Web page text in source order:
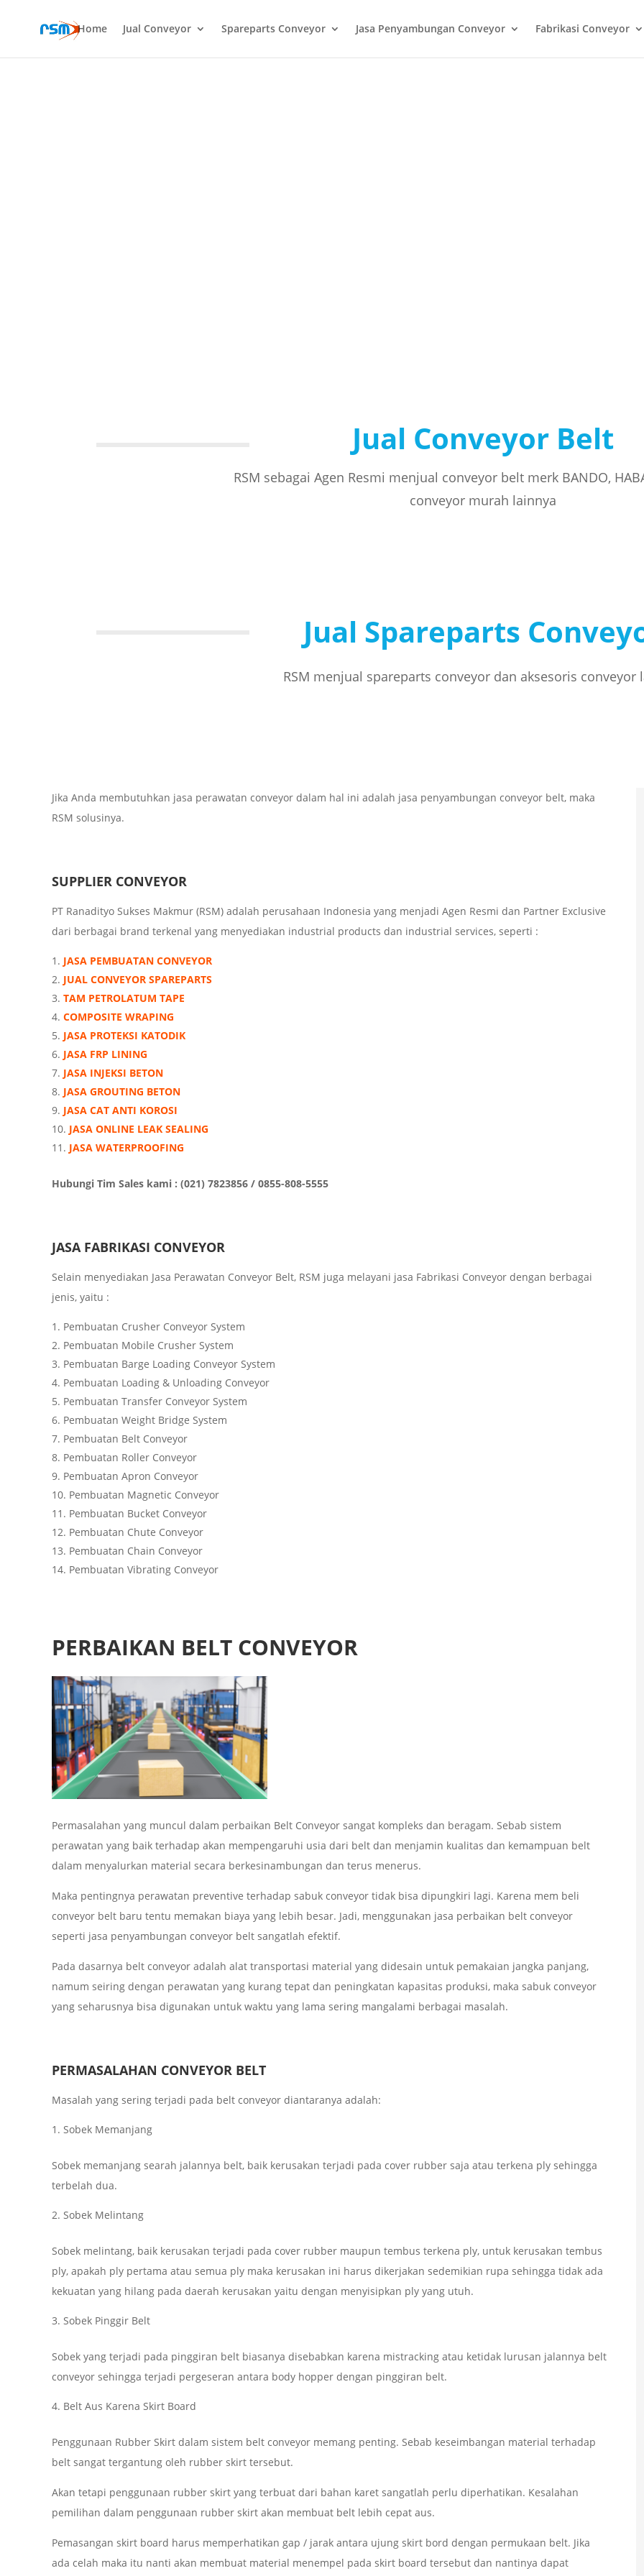
Home Jual Conveyor Spareparts Conveyor Jasa Penyambungan Conveyor Fabrikasi Conveyor
Jual Conveyor Belt
RSM sebagai Agen Resmi menjual conveyor belt merk BANDO,
conveyor murah lainnya
Jual Spareparts
RSM menjual spareparts conveyor dan aksesoris conveyor
Jika Anda membutuhkan jasa perawatan conveyor dalam hal ini adalah jasa penyambungan conveyor belt, maka
RSM solusinya.
SUPPLIER CONVEYOR
PT Ranadityo Sukses Makmur (RSM) adalah perusahaan Indonesia yang menjadi Agen Resmi dan Partner Exclusive
dari berbagai brand terkenal yang menyediakan industrial products dan industrial services, seperti :
JASA PEMBUATAN CONVEYOR
JUAL CONVEYOR SPAREPARTS
TAM PETROLATUM TAPE
COMPOSITE WRAPING
JASA PROTEKSI KATODIK
JASA FRP LINING
JASA INJEKSI BETON
JASA GROUTING BETON
JASA CAT ANTI KOROSI
JASA ONLINE LEAK SEALING
JASA WATERPROOFING
Hubungi Tim Sales kami : (021) 7823856 / 0855-808-5555
JASA FABRIKASI CONVEYOR
Selain menyediakan Jasa Perawatan Conveyor Belt, RSM juga melayani jasa Fabrikasi Conveyor dengan berbagai
jenis, yaitu :
Pembuatan Crusher Conveyor System
Pembuatan Mobile Crusher System
Pembuatan Barge Loading Conveyor System
Pembuatan Loading & Unloading Conveyor
Pembuatan Transfer Conveyor System
Pembuatan Weight Bridge System
Pembuatan Belt Conveyor
Pembuatan Roller Conveyor
Pembuatan Apron Conveyor
Pembuatan Magnetic Conveyor
Pembuatan Bucket Conveyor
Pembuatan Chute Conveyor
Pembuatan Chain Conveyor
Pembuatan Vibrating Conveyor
PERBAIKAN BELT CONVEYOR
Permasalahan yang muncul dalam perbaikan Belt Conveyor sangat kompleks dan beragam. Sebab sistem
perawatan yang baik terhadap akan mempengaruhi usia dari belt dan menjamin kualitas dan kemampuan belt
dalam menyalurkan material secara berkesinambungan dan terus menerus.
Maka pentingnya perawatan preventive terhadap sabuk conveyor tidak bisa dipungkiri lagi. Karena mem beli
conveyor belt baru tentu memakan biaya yang lebih besar. Jadi, menggunakan jasa perbaikan belt conveyor
seperti jasa penyambungan conveyor belt sangatlah efektif.
Pada dasarnya belt conveyor adalah alat transportasi material yang didesain untuk pemakaian jangka panjang,
namum seiring dengan perawatan yang kurang tepat dan peningkatan kapasitas produksi, maka sabuk conveyor
yang seharusnya bisa digunakan untuk waktu yang lama sering mangalami berbagai masalah.
PERMASALAHAN CONVEYOR BELT
Masalah yang sering terjadi pada belt conveyor diantaranya adalah:
Sobek Memanjang
Sobek memanjang searah jalannya belt, baik kerusakan terjadi pada cover rubber saja atau terkena ply sehingga
terbelah dua.
Sobek Melintang
Sobek melintang, baik kerusakan terjadi pada cover rubber maupun tembus terkena ply, untuk kerusakan tembus
ply, apakah ply pertama atau semua ply maka kerusakan ini harus dikerjakan sedemikian rupa sehingga tidak ada
kekuatan yang hilang pada daerah kerusakan yaitu dengan menyisipkan ply yang utuh.
Sobek Pinggir Belt
Sobek yang terjadi pada pinggiran belt biasanya disebabkan karena mistracking atau ketidak lurusan jalannya belt
conveyor sehingga terjadi pergeseran antara body hopper dengan pinggiran belt.
Belt Aus Karena Skirt Board
Penggunaan Rubber Skirt dalam sistem belt conveyor memang penting. Sebab keseimbangan material terhadap
belt sangat tergantung oleh rubber skirt tersebut.
Akan tetapi penggunaan rubber skirt yang terbuat dari bahan karet sangatlah perlu diperhatikan. Kesalahan
pemilihan dalam penggunaan rubber skirt akan membuat belt lebih cepat aus.
Pemasangan skirt board harus memperhatikan gap / jarak antara ujung skirt bord dengan permukaan belt. Jika
ada celah maka itu nanti akan membuat material menempel pada skirt board tersebut dan nantinya dapat